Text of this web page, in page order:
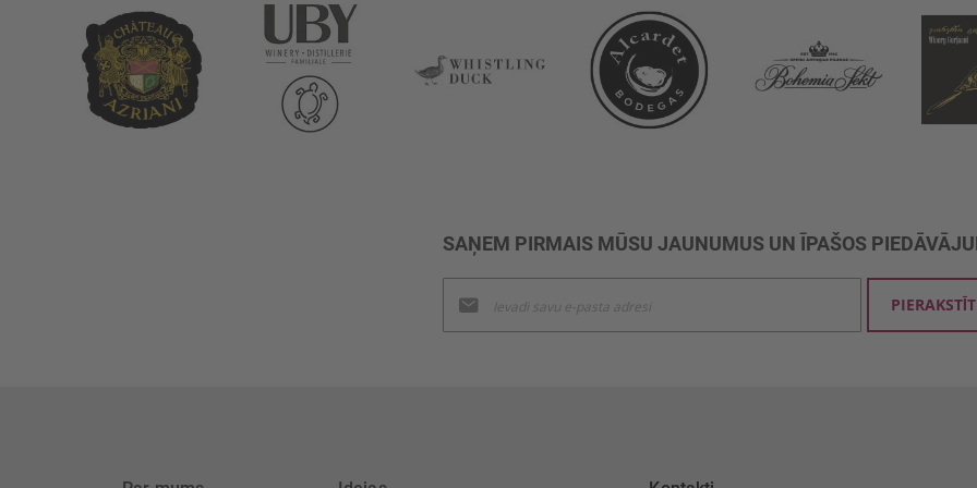
SAŅEM PIRMAIS MŪSU JAUNUMUS UN ĪPAŠOS
jaunumu
saņemšanai: